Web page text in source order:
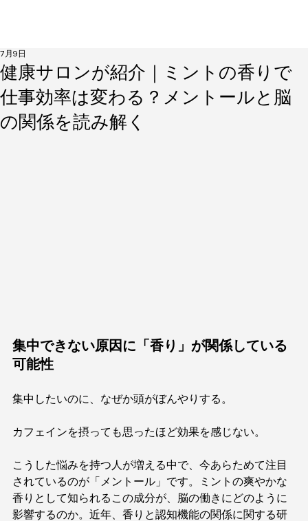
健康サロンが紹介｜ミントの香りで
仕事効率は変わる？メントールと脳
の関係を読み解く
7月9日
集中できない原因に「香り」が関係している
可能性
集中したいのに、なぜか頭がぼんやりする。
カフェインを摂っても思ったほど効果を感じない。
こうした悩みを持つ人が増える中で、今あらためて注目
されているのが「メントール」です。ミントの爽やかな
香りとして知られるこの成分が、脳の働きにどのように
影響するのか。近年、香りと認知機能の関係に関する研